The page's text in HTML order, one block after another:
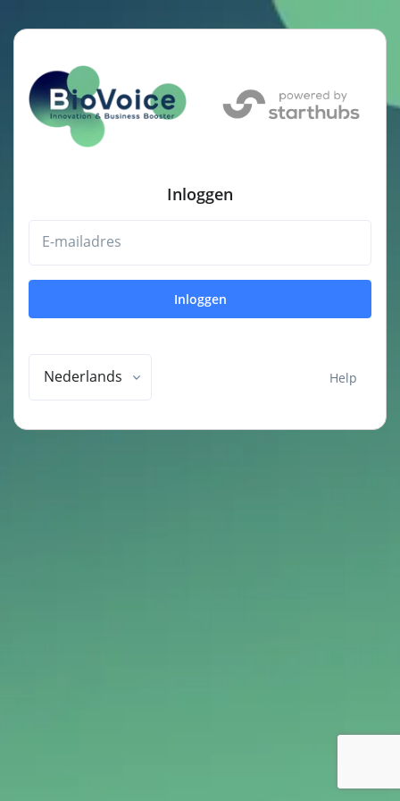
Inloggen
E-mailadres
Inloggen
Nederlands Help